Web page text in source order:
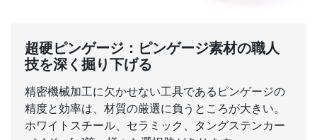
超硬ピンゲージ：ピンゲージ素材の職人
技を深く掘り下げる
精密機械加工に欠かせない工具であるピンゲージの
精度と効率は、材質の厳選に負うところが大きい。
ホワイトスチール、セラミック、タングステンカー